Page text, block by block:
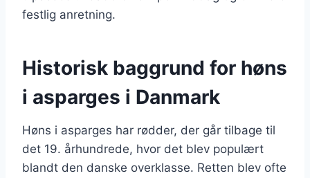
festlig anretning.
Historisk baggrund for høns
i asparges i Danmark
Høns i asparges har rødder, der går tilbage til
det 19. århundrede, hvor det blev populært
blandt den danske overklasse. Retten blev ofte